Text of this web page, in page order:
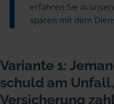
erfahren Sie in
sparen mit dem
Variante 1:
schuld am
Versicherung